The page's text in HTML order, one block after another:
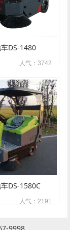
DS-1480
人气：3742
DS-1580C
人气：2191
9998